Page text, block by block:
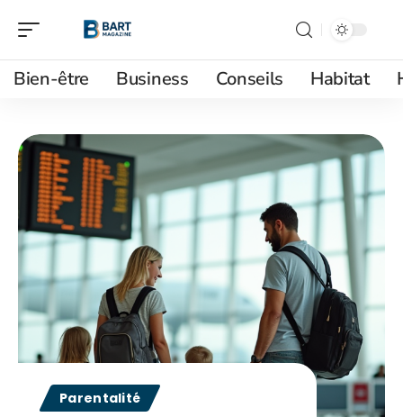
Bien-être Business Conseils Habitat
Parentalité